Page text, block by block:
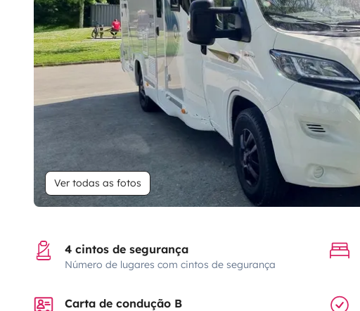
Ver todas as fotos
4 cintos de segurança
Número de lugares com cintos de segurança
Carta de condução B